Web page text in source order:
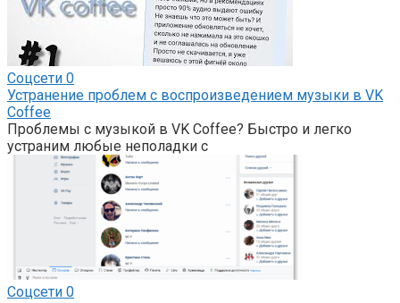
Соцсети 0
Устранение проблем с воспроизведением музыки в VK
Coffee
Проблемы с музыкой в VK Coffee? Быстро и легко
устраним любые неполадки с
Соцсети 0